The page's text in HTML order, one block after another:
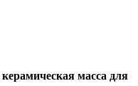
масса для